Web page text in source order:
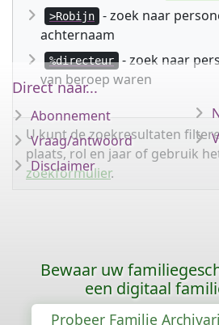
>Robijn
- zoek naar
achternaam
%directeur
- zoek naar
van beroep waren
U kunt de zoekresultaten
plaats, rol en jaar of gebruik
zoekformulier.
Direct naar...
Abonnement
Vraag/antwoord
Disclaimer
Bewaar uw
een digitaal
Probeer Familie